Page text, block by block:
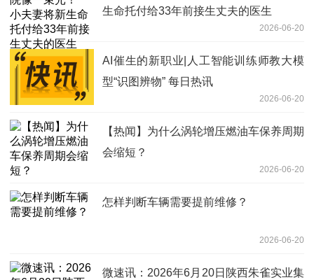
生命托付给33年前接生丈夫的医生
2026-06-20
AI催生的新职业|人工智能训练师教大模
型“识图辨物” 每日热讯
2026-06-20
【热闻】为什么涡轮增压燃油车保养周期
会缩短？
2026-06-20
怎样判断车辆需要提前维修？
2026-06-20
微速讯：2026年6月20日陕西朱雀实业集